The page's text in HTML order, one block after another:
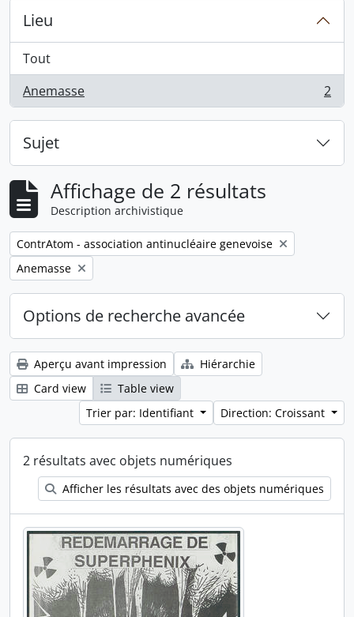
Lieu
Tout
Anemasse
, 2 résultats 2
Sujet
Affichage de 2 résultats
Description archivistique
Remove filter:
ContrAtom - association antinucléaire genevoise
Remove filter:
Anemasse
Options de recherche avancée
Aperçu avant impression
Hiérarchie
Card view
Table view
Trier par: Identifiant
Direction: Croissant
2 résultats avec objets numériques
Afficher les résultats avec des objets numériques